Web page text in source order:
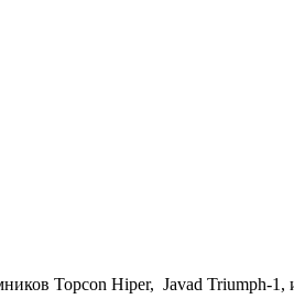
Topcon Hiper, Javad